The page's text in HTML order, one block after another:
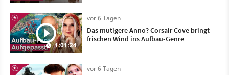
1:01:24
vor 6 Tagen
Das mutigere Anno? Corsair Cove bringt
frischen Wind ins Aufbau-Genre
vor 6 Tagen